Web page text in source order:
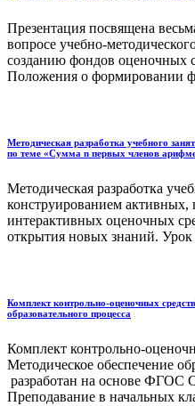
Презентация посвящена
вопросе учебно-
созданию фондов оценочных
Положения о формировании
Методическая разработка учебного
по теме «Сумма n первых членов
Методическая разработка
конструированием
интерактивных оценочных
открытия новых знаний. Урок
Комплект контрольно-оценочных
образовательного процесса
Комплект контрольно-
Методическое обеспечение
разработан на основе ФГОС
Преподавание в начальных